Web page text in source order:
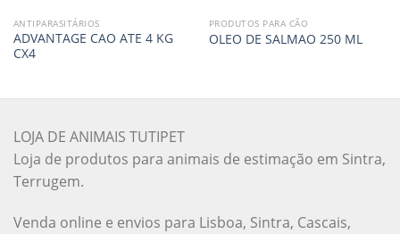
ANTIPARASITÁRIOS
ADVANTAGE CAO ATE 4 KG
CX4
PRODUTOS PARA CÃO
OLEO DE SALMAO 250 ML
LOJA DE ANIMAIS TUTIPET
Loja de produtos para animais de estimação em Sintra,
Terrugem.
Venda online e envios para Lisboa, Sintra, Cascais,